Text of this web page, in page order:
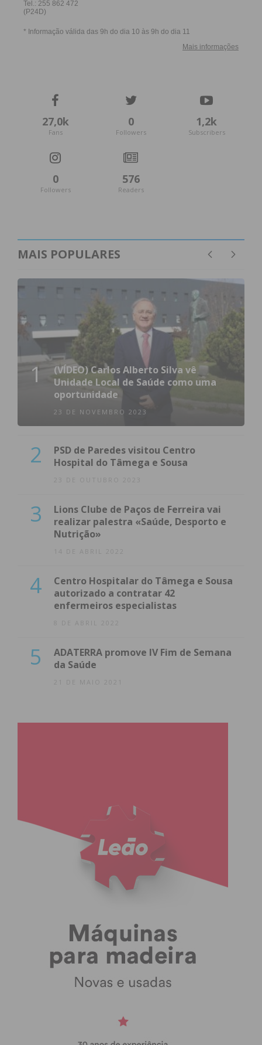
27,0k
Fans
0
Followers
1,2k
Subscribers
0
Followers
576
Readers
MAIS POPULARES
1
(VÍDEO) Carlos Alberto Silva vê
Unidade Local de Saúde como uma
oportunidade
23 DE NOVEMBRO 2023
2
PSD de Paredes visitou Centro
Hospital do Tâmega e Sousa
23 DE OUTUBRO 2023
3
Lions Clube de Paços de Ferreira vai
realizar palestra «Saúde, Desporto e
Nutrição»
14 DE ABRIL 2022
4
Centro Hospitalar do Tâmega e Sousa
autorizado a contratar 42
enfermeiros especialistas
8 DE ABRIL 2022
5
ADATERRA promove IV Fim de Semana
da Saúde
21 DE MAIO 2021